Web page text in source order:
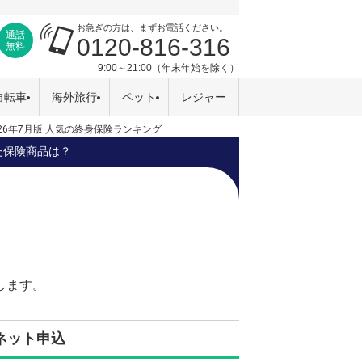
通話
無料
お急ぎの方は、まずお電話ください。
0120-816-316
9:00～21:00（年末年始を除く）
転車 海外旅行 ペット レジャー
年7月版 人気の終身保険ランキング
険商品は？
す。
ット申込